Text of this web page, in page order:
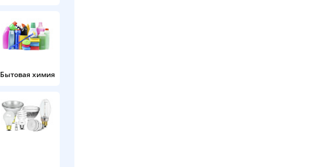
Бытовая химия